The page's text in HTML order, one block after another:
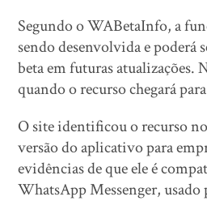
Segundo o WABetaInfo, a
sendo desenvolvida e poderá
beta em futuras atualizações.
quando o recurso chegará
O site identificou o recurso
versão do aplicativo para
evidências de que ele é
WhatsApp Messenger, usado